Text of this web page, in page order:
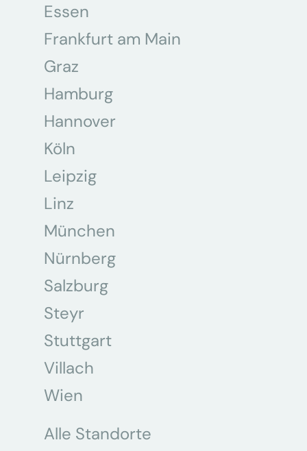
Essen
Frankfurt am Main
Graz
Hamburg
Hannover
Köln
Leipzig
Linz
München
Nürnberg
Salzburg
Steyr
Stuttgart
Villach
Wien
Alle Standorte